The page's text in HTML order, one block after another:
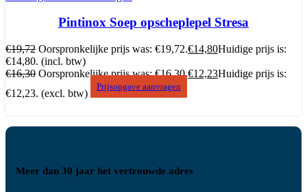
Pintinox Soep opscheplepel Stresa
€19,72 Oorspronkelijke prijs was: €19,72.€14,80Huidige prijs is:
€14,80. (incl. btw)
€16,30 Oorspronkelijke prijs was: €16,30.€12,23Huidige prijs is:
€12,23. (excl. btw)
Prijsopgave aanvragen
Meer dan 30 jaar het vertrouwde adres